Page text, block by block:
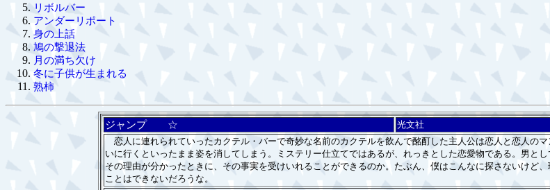
リボルバー
アンダーリポート
身の上話
鳩の撃退法
月の満ち欠け
冬に子供が生まれる
熟柿
ジャンプ ☆
光文社
恋人に連れられていったカクテル・バーで奇妙な名前のカクテルを飲んで酩酊した主人公は恋人と恋人の
いに行くといったまま姿を消してしまう。ミステリー仕立てではあるが、れっきとした恋愛物である。男と
その理由が分かったときに、その事実を受けいれることができるのか。たぶん、僕はこんなに探さないけど
ことはできないだろうな。